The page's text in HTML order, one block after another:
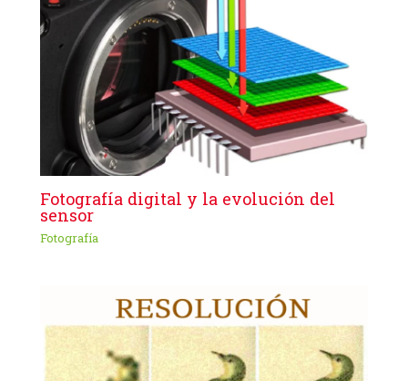
Fotografía digital y la evolución del
sensor
Fotografía